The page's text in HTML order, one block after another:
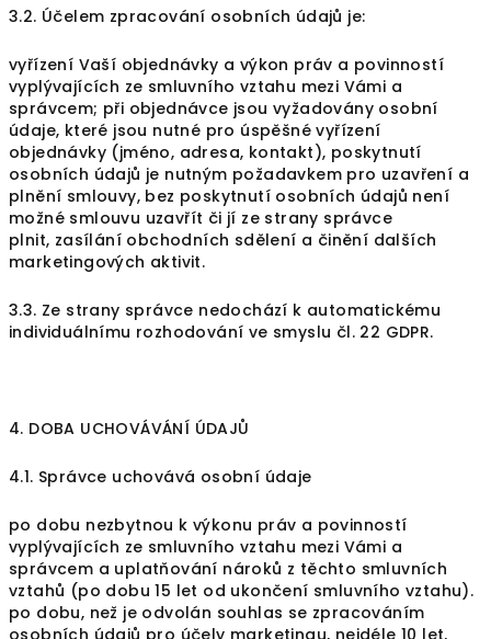
3.2. Účelem zpracování osobních údajů je:
vyřízení Vaší objednávky a výkon práv a povinností
vyplývajících ze smluvního vztahu mezi Vámi a
správcem; při objednávce jsou vyžadovány osobní
údaje, které jsou nutné pro úspěšné vyřízení
objednávky (jméno, adresa, kontakt), poskytnutí
osobních údajů je nutným požadavkem pro uzavření a
plnění smlouvy, bez poskytnutí osobních údajů není
možné smlouvu uzavřít či jí ze strany správce
plnit, zasílání obchodních sdělení a činění dalších
marketingových aktivit.
3.3. Ze strany správce nedochází k automatickému
individuálnímu rozhodování ve smyslu čl. 22 GDPR.
4. DOBA UCHOVÁVÁNÍ ÚDAJŮ
4.1. Správce uchovává osobní údaje
po dobu nezbytnou k výkonu práv a povinností
vyplývajících ze smluvního vztahu mezi Vámi a
správcem a uplatňování nároků z těchto smluvních
vztahů (po dobu 15 let od ukončení smluvního vztahu).
po dobu, než je odvolán souhlas se zpracováním
osobních údajů pro účely marketingu, nejdéle 10 let,